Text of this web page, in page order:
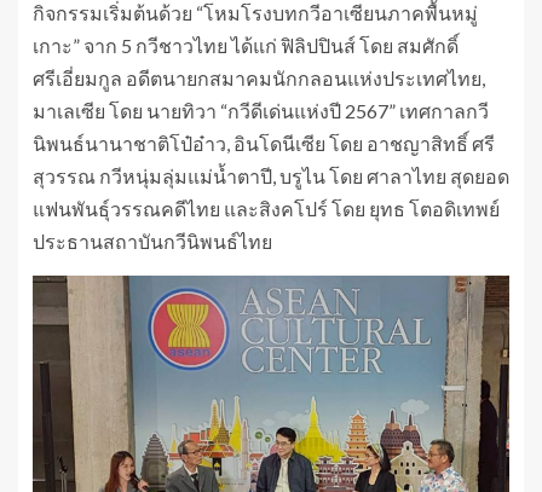
กิจกรรมเริ่มต้นด้วย “โหมโรงบทกวีอาเซียนภาคพื้นหมู่
เกาะ” จาก 5 กวีชาวไทย ได้แก่ ฟิลิปปินส์ โดย สมศักดิ์
ศรีเอี่ยมกูล อดีตนายกสมาคมนักกลอนแห่งประเทศไทย,
มาเลเซีย โดย นายทิวา “กวีดีเด่นแห่งปี 2567” เทศกาลกวี
นิพนธ์นานาชาติโป๋อ๋าว, อินโดนีเซีย โดย อาชญาสิทธิ์ ศรี
สุวรรณ กวีหนุ่มลุ่มแม่น้ำตาปี, บรูไน โดย ศาลาไทย สุดยอด
แฟนพันธุ์วรรณคดีไทย และสิงคโปร์ โดย ยุทธ โตอดิเทพย์
ประธานสถาบันกวีนิพนธ์ไทย